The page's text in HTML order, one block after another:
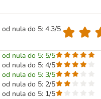
od nula do 5: 4.3/5
od nula do 5: 5/5
od nula do 5: 4/5
od nula do 5: 3/5
od nula do 5: 2/5
od nula do 5: 1/5